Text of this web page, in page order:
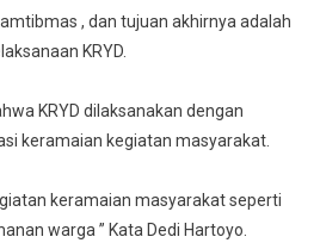
, dan tujuan akhirnya adalah
KRYD.
KRYD dilaksanakan dengan
keramaian kegiatan masyarakat.
keramaian masyarakat seperti
warga ” Kata Dedi Hartoyo.